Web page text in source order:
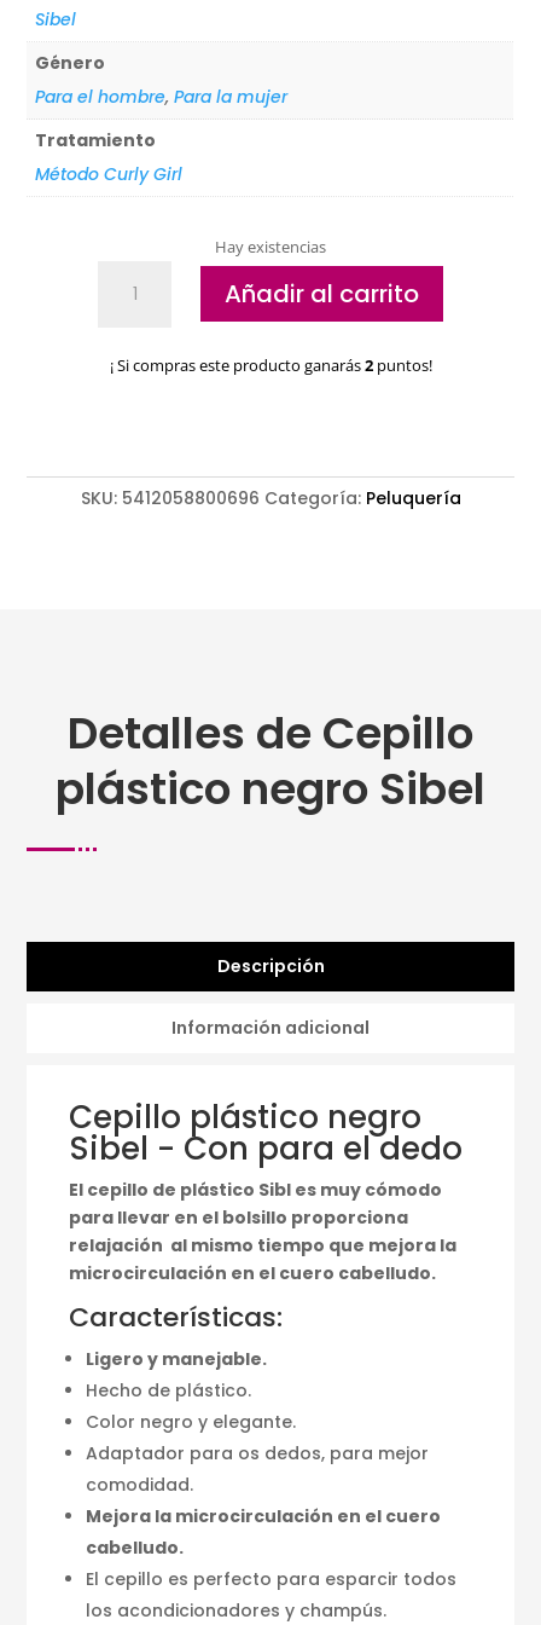
Sibel
Género
Para el hombre,Para la mujer
Tratamiento
Método Curly Girl
Hay existencias
plástico
Sibel
Añadir al carrito
¡ Si compras este producto ganarás2puntos!
SKU: 5412058800696 Categoría: Peluquería
Detalles de Cepillo
plástico negro Sibel
Descripción
Información adicional
Cepillo plástico negro
Sibel - Con para el dedo
El cepillo de plástico Sibl es muy cómodo
para llevar en el bolsillo proporciona
relajación al mismo tiempo que mejora la
microcirculación en el cuero cabelludo.
Características:
Ligero y manejable.
Hecho de plástico.
Color negro y elegante.
Adaptador para os dedos, para mejor
comodidad.
Mejora la microcirculación en el cuero
cabelludo.
El cepillo es perfecto para esparcir todos
los acondicionadores y champús.